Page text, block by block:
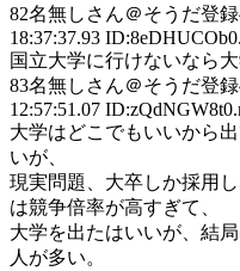
82名無しさん＠そうだ登
18:37:37.93
国立大学に行けないなら
83名無しさん＠そうだ登
12:57:51.07
大学はどこでもいいから
いが、
現実問題、大卒しか採用
は競争倍率が高すぎて、
大学を出たはいいが、結
人が多い。